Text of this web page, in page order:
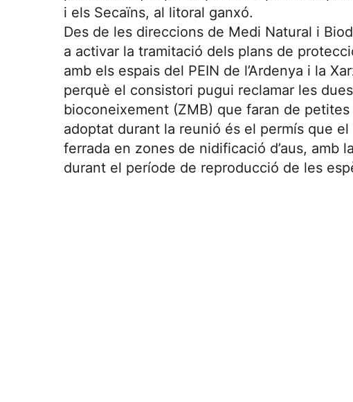
i els Secaïns, al litoral ganxó.
Des de les direccions de Medi Natural i
a activar la tramitació dels plans de
amb els espais del PEIN de l’Ardenya i la
perquè el consistori pugui reclamar les
bioconeixement (ZMB) que faran de petites
adoptat durant la reunió és el permís que
ferrada en zones de nidificació d’aus, amb
durant el període de reproducció de les